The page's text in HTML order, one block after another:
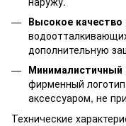
Высокое
дополнительную
Минималистичный
фирменный
аксессуаром, не
Технические